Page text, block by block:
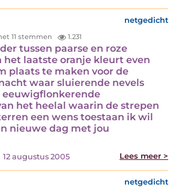
netgedicht
11 stemmen 1.231
tussen paarse en roze
laatste oranje kleurt even
plaats te maken voor de
waar sluierende nevels
eeuwigflonkerende
het heelal waarin de strepen
een wens toestaan ik wil
nieuwe dag met jou
12 augustus 2005 Lees meer >
netgedicht